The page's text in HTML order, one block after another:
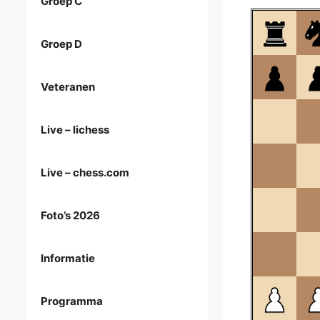
Groep D
Veteranen
Live – lichess
Live – chess.com
Foto’s 2026
Informatie
Programma